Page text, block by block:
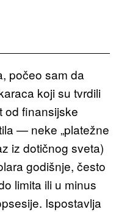
, počeo sam da
a koji su tvrdili
od finansijske
— neke „platežne
iz dotičnog sveta)
godišnje, često
limita ili u minus
Ispostavlja